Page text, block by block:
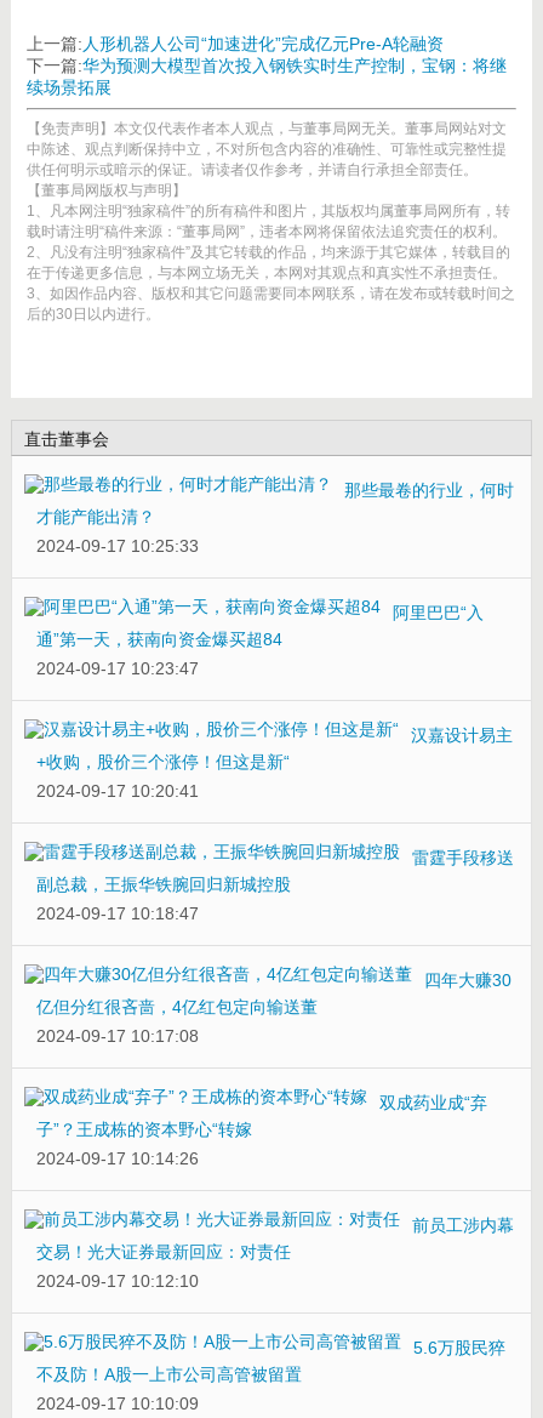
上一篇: 人形机器人公司“加速进化”完成亿元Pre-A轮融资
下一篇:华为预测大模型首次投入钢铁实时生产控制，宝钢：将继
续场景拓展
【免责声明】本文仅代表作者本人观点，与董事局网无关。董事局网站对文
中陈述、观点判断保持中立，不对所包含内容的准确性、可靠性或完整性提
供任何明示或暗示的保证。请读者仅作参考，并请自行承担全部责任。
【董事局网版权与声明】
1、凡本网注明“独家稿件”的所有稿件和图片，其版权均属董事局网所有，转
载时请注明“稿件来源：“董事局网”，违者本网将保留依法追究责任的权利。
2、凡没有注明“独家稿件”及其它转载的作品，均来源于其它媒体，转载目的
在于传递更多信息，与本网立场无关，本网对其观点和真实性不承担责任。
3、如因作品内容、版权和其它问题需要同本网联系，请在发布或转载时间之
后的30日以内进行。
直击董事会
那些最卷的行业，何时
才能产能出清？
2024-09-17 10:25:33
阿里巴巴“入
通”第一天，获南向资金爆买超84
2024-09-17 10:23:47
汉嘉设计易主
+收购，股价三个涨停！但这是新“
2024-09-17 10:20:41
雷霆手段移送
副总裁，王振华铁腕回归新城控股
2024-09-17 10:18:47
四年大赚30
亿但分红很吝啬，4亿红包定向输送董
2024-09-17 10:17:08
双成药业成“弃
子”？王成栋的资本野心“转嫁
2024-09-17 10:14:26
前员工涉内幕
交易！光大证券最新回应：对责任
2024-09-17 10:12:10
5.6万股民猝
不及防！A股一上市公司高管被留置
2024-09-17 10:10:09